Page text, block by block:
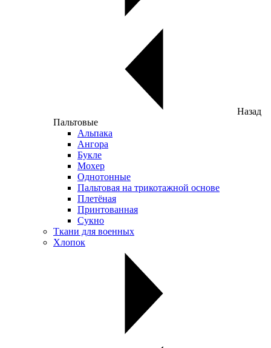
Назад
Пальтовые
Альпака
Ангора
Букле
Мохер
Однотонные
Пальтовая на трикотажной основе
Плетёная
Принтованная
Сукно
Ткани для военных
Хлопок